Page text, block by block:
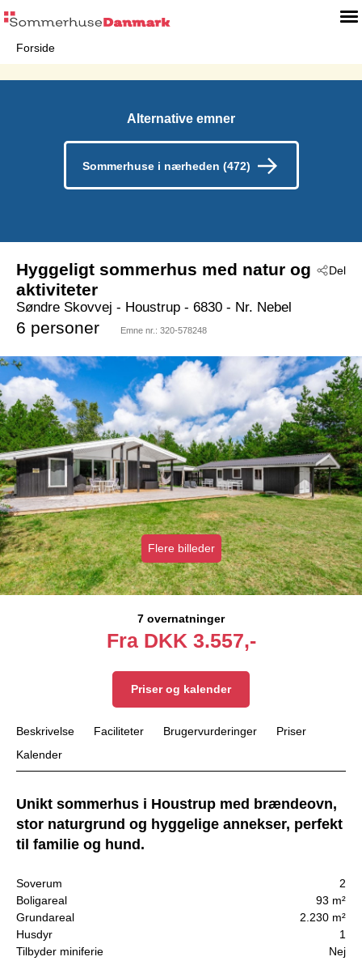
Forside
Alternative emner
Sommerhuse i nærheden (472)
Del
Hyggeligt sommerhus med natur og
aktiviteter
Søndre Skovvej - Houstrup - 6830 - Nr. Nebel
6 personer Emne nr.: 320-578248
Flere billeder
7 overnatninger
Fra DKK 3.557,-
Priser og kalender
Beskrivelse Faciliteter Brugervurderinger
Priser
Kalender
Unikt sommerhus i Houstrup med brændeovn,
stor naturgrund og hyggelige annekser, perfekt
til familie og hund.
Soverum
2
Boligareal
93 m²
Grundareal
2.230 m²
Husdyr
1
Tilbyder miniferie
Nej